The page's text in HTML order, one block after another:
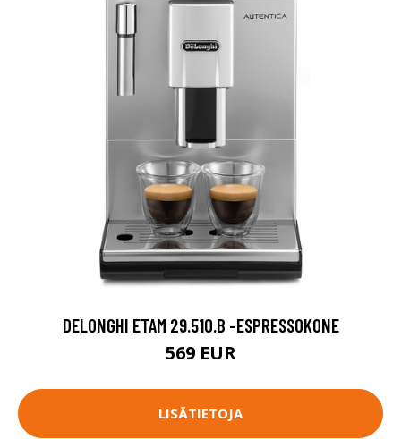
DELONGHI ETAM 29.510.B -ESPRESSOKONE
569 EUR
LISÄTIETOJA